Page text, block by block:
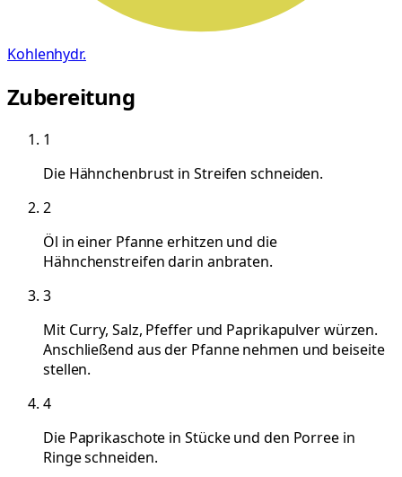
Kohlenhydr.
Zubereitung
1
Die Hähnchenbrust in Streifen schneiden.
2
Öl in einer Pfanne erhitzen und die
Hähnchenstreifen darin anbraten.
3
Mit Curry, Salz, Pfeffer und Paprikapulver würzen.
Anschließend aus der Pfanne nehmen und beiseite
stellen.
4
Die Paprikaschote in Stücke und den Porree in
Ringe schneiden.